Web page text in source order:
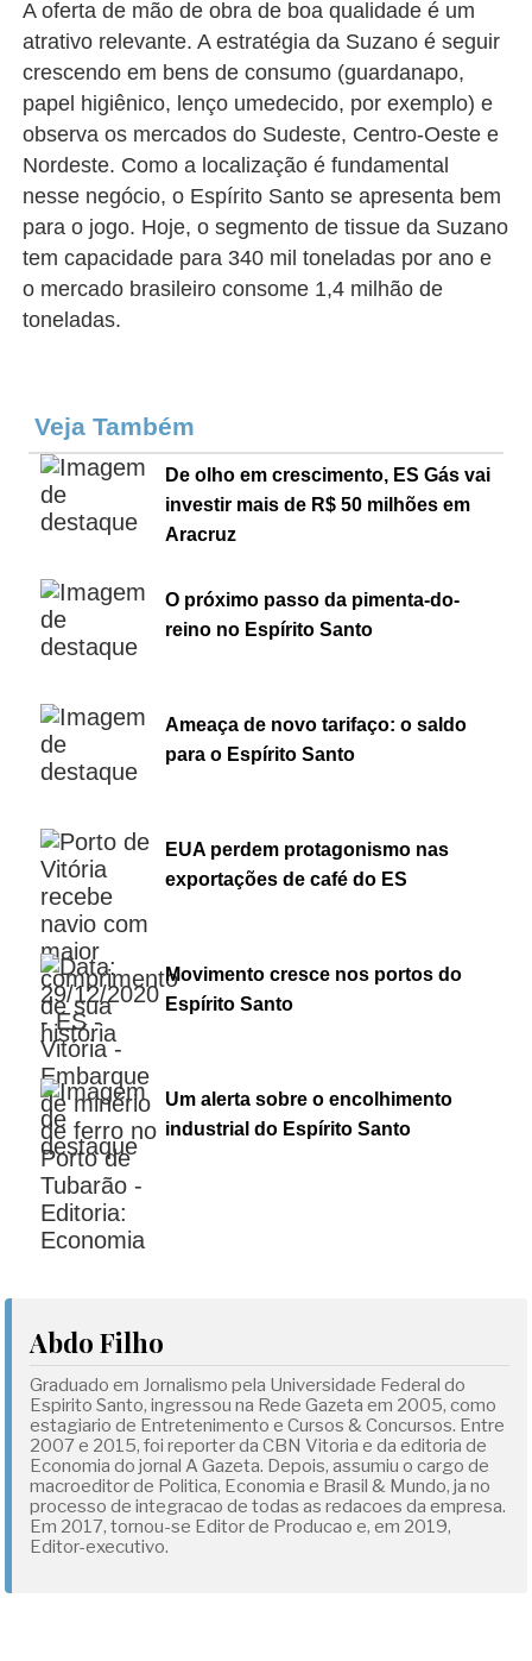
A oferta de mão de obra de boa qualidade é um
atrativo relevante. A estratégia da Suzano é seguir
crescendo em bens de consumo (guardanapo,
papel higiênico, lenço umedecido, por exemplo) e
observa os mercados do Sudeste, Centro-Oeste e
Nordeste. Como a localização é fundamental
nesse negócio, o Espírito Santo se apresenta bem
para o jogo. Hoje, o segmento de tissue da Suzano
tem capacidade para 340 mil toneladas por ano e
o mercado brasileiro consome 1,4 milhão de
toneladas.
Veja Também
De olho em crescimento, ES Gás vai
investir mais de R$ 50 milhões em
Aracruz
O próximo passo da pimenta-do-
reino no Espírito Santo
Ameaça de novo tarifaço: o saldo
para o Espírito Santo
EUA perdem protagonismo nas
exportações de café do ES
Movimento cresce nos portos do
Espírito Santo
Um alerta sobre o encolhimento
industrial do Espírito Santo
Abdo Filho
Graduado em Jornalismo pela Universidade Federal do
Espirito Santo, ingressou na Rede Gazeta em 2005, como
estagiario de Entretenimento e Cursos & Concursos. Entre
2007 e 2015, foi reporter da CBN Vitoria e da editoria de
Economia do jornal A Gazeta. Depois, assumiu o cargo de
macroeditor de Politica, Economia e Brasil & Mundo, ja no
processo de integracao de todas as redacoes da empresa.
Em 2017, tornou-se Editor de Producao e, em 2019,
Editor-executivo.